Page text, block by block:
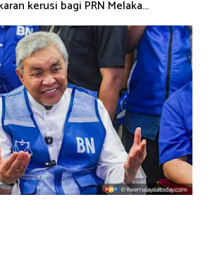
kerusi bagi PRN Melaka...